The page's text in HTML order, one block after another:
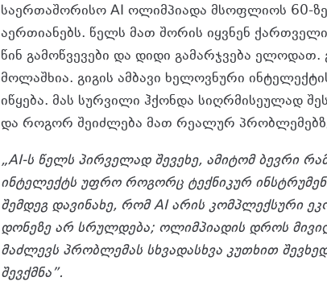
საერთაშორისო AI ოლიმპიადა მსოფლიოს 60-ზე
აერთიანებს. წელს მათ შორის იყვნენ
წინ გამოწვევები და დიდი გამარჯვება ელოდათ.
მოლაშხია. გიგის ამბავი ხელოვნური
იწყება. მას სურვილი ჰქონდა სიღრმისეულად
და როგორ შეიძლება მათ რეალურ
„AI-ს წელს პირველად შევეხე, ამიტომ ბევრი
ინტელექტს უფრო როგორც ტექნიკურ
შემდეგ დავინახე, რომ AI არის კომპლექსური
დონეზე არ სრულდება; ოლიმპიადის დროს
მაძლევს პრობლემას სხვადასხვა კუთხით
შევქმნა”.